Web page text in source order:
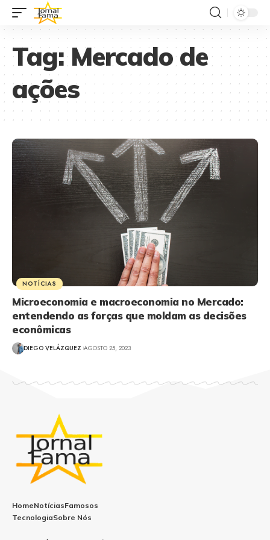
Tag:Mercado de
ações
NOTÍCIAS
Microeconomia e macroeconomia no Mercado:
entendendo as forças que moldam as decisões
econômicas
DIEGO VELÁZQUEZ AGOSTO 25, 2023
HomeNotíciasFamosos
TecnologiaSobre Nós